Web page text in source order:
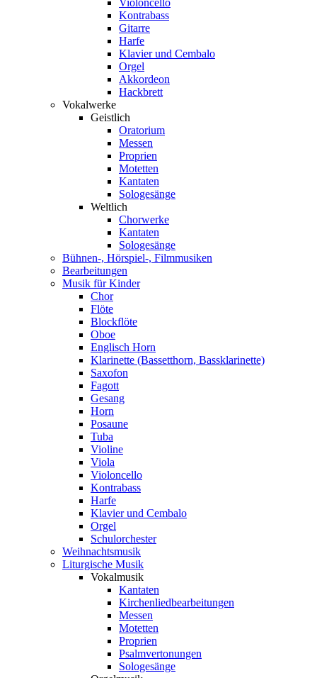
Kontrabass
Gitarre
Harfe
Klavier und Cembalo
Orgel
Akkordeon
Hackbrett
Vokalwerke
Geistlich
Oratorium
Messen
Proprien
Motetten
Kantaten
Sologesänge
Weltlich
Chorwerke
Kantaten
Sologesänge
Bühnen-, Hörspiel-, Filmmusiken
Bearbeitungen
Musik für Kinder
Chor
Flöte
Blockflöte
Oboe
Englisch Horn
Klarinette (Bassetthorn, Bassklarinette)
Saxofon
Fagott
Gesang
Horn
Posaune
Tuba
Violine
Viola
Violoncello
Kontrabass
Harfe
Klavier und Cembalo
Orgel
Schulorchester
Weihnachtsmusik
Liturgische Musik
Vokalmusik
Kantaten
Kirchenliedbearbeitungen
Messen
Motetten
Proprien
Psalmvertonungen
Sologesänge